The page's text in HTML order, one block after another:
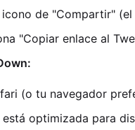
icono de "Compartir"
"Copiar enlace al
(o tu navegador
optimizada para